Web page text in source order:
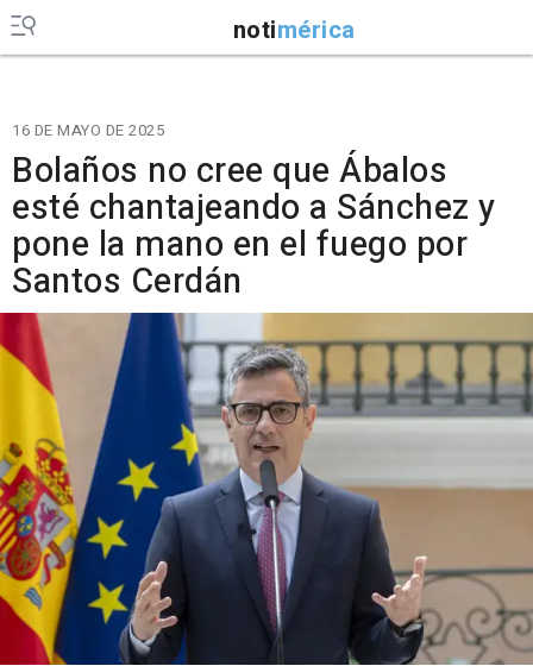
notimérica
16 DE MAYO DE 2025
Bolaños no cree que Ábalos
esté chantajeando a Sánchez y
pone la mano en el fuego por
Santos Cerdán